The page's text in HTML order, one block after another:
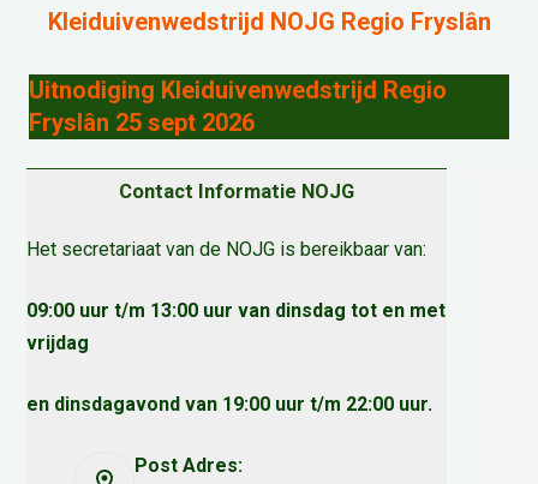
Kleiduivenwedstrijd NOJG Regio Fryslân
Uitnodiging Kleiduivenwedstrijd Regio
Fryslân 25 sept 2026
Contact Informatie NOJG
Het secretariaat van de NOJG is bereikbaar van:
09:00 uur t/m 13:00 uur van dinsdag tot en met
vrijdag
en dinsdagavond van 19:00 uur t/m 22:00 uur.
Post Adres: